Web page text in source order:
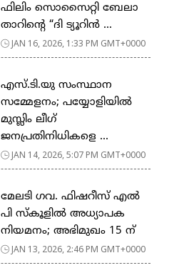
ഫിലിം സൊസൈറ്റി ബേലാ
താറിന്റെ “ദി ട്യൂറിൻ ...
JAN 16, 2026, 1:33 PM GMT+0000
എസ്.ടി.യു സംസ്ഥാന
സമ്മേളനം; പയ്യോളിയിൽ
മുസ്ലിം ലീഗ്
ജനപ്രതിനിധികളെ ...
JAN 14, 2026, 5:07 PM GMT+0000
മേലടി ഗവ. ഫിഷറീസ് എൽ
പി സ്കൂളിൽ അധ്യാപക
നിയമനം; അഭിമുഖം 15 ന്
JAN 13, 2026, 2:46 PM GMT+0000